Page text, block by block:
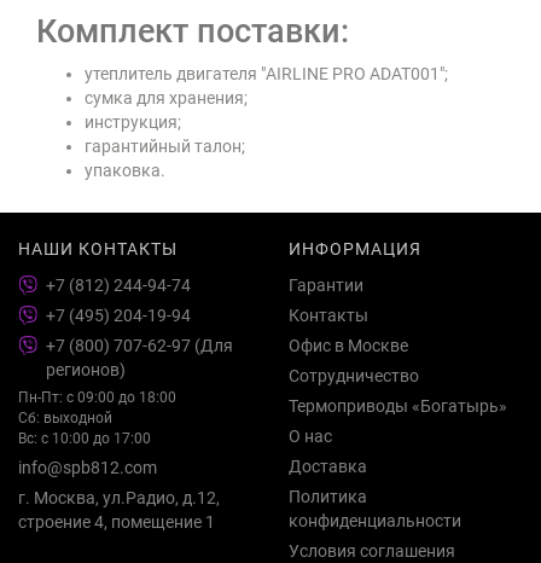
Комплект поставки:
утеплитель двигателя "AIRLINE PRO ADAT001";
сумка для хранения;
инструкция;
гарантийный талон;
упаковка.
НАШИ КОНТАКТЫ
+7 (812) 244-94-74
+7 (495) 204-19-94
+7 (800) 707-62-97 (Для
регионов)
Пн-Пт: с 09:00 до 18:00
Сб: выходной
Вс: с 10:00 до 17:00
info@spb812.com
г. Москва, ул.Радио, д.12,
строение 4, помещение 1
ИНФОРМАЦИЯ
Гарантии
Контакты
Офис в Москве
Сотрудничество
Термоприводы «Богатырь»
О нас
Доставка
Политика
конфиденциальности
Условия соглашения